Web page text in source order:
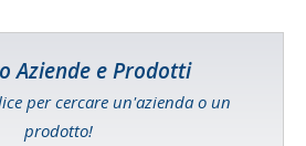
Aziende e Prodotti
per cercare un'azienda o un
prodotto!